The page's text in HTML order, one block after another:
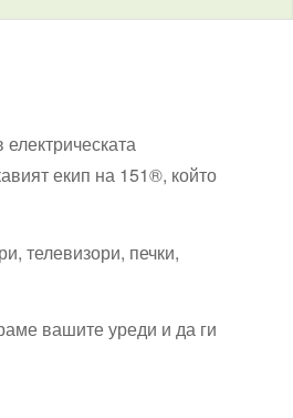
екип на 151®, който
телевизори, печки,
вашите уреди и да ги